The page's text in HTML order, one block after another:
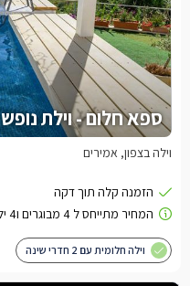
ספא חלום - וילת נופש
וילה בצפון, אמירים
וילה חלומית עם 2 חדרי שינה